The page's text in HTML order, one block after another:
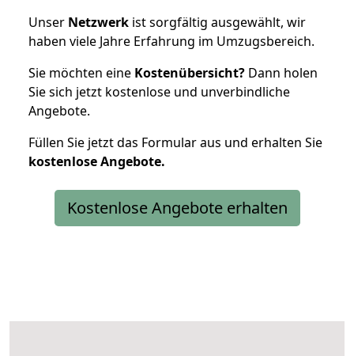
Unser Netzwerk ist sorgfältig ausgewählt, wir
haben viele Jahre Erfahrung im Umzugsbereich.
Sie möchten eine Kostenübersicht? Dann holen
Sie sich jetzt kostenlose und unverbindliche
Angebote.
Füllen Sie jetzt das Formular aus und erhalten Sie
kostenloseAngebote.
Kostenlose Angebote erhalten